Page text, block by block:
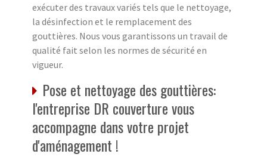
exécuter des travaux variés tels que le nettoyage,
la désinfection et le remplacement des
gouttières. Nous vous garantissons un travail de
qualité fait selon les normes de sécurité en
vigueur.
Pose et nettoyage des gouttières:
l'entreprise DR couverture vous
accompagne dans votre projet
d'aménagement !